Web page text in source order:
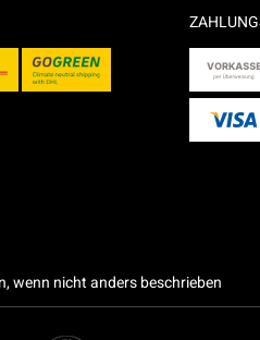
wenn nicht anders beschrieben